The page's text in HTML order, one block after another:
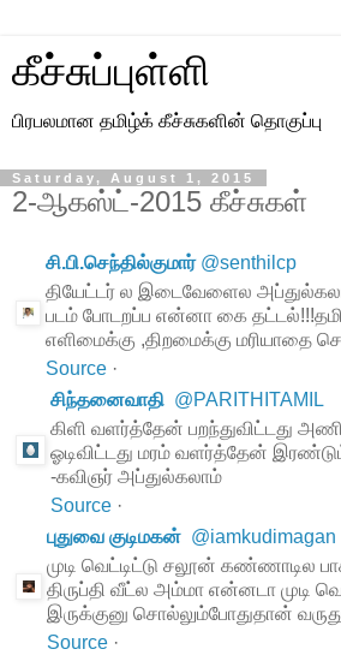
கீச்சுப்புள்ளி
பிரபலமான தமிழ்க் கீச்சுகளின் தொகுப்பு
Saturday, August 1, 2015
2-ஆகஸ்ட்-2015 கீச்சுகள்
சி.பி.செந்தில்குமார் @senthilcp
தியேட்டர் ல இடைவேளைல
படம் போடறப்ப என்னா கை
எளிமைக்கு ,திறமைக்கு மரியாதை
Source ·
சிந்தனைவாதி @PARITHITAMIL
கிளி வளர்த்தேன் பறந்துவிட்டது
ஓடிவிட்டது மரம் வளர்த்தேன் இரண்டும்
-கவிஞர் அப்துல்கலாம்
Source ·
புதுவை குடிமகன் @iamkudimagan
முடி வெட்டிட்டு சலூன் கண்ணாடில
திருப்தி வீட்ல அம்மா என்னடா முடி
இருக்குனு சொல்லும்போதுதான்
Source ·